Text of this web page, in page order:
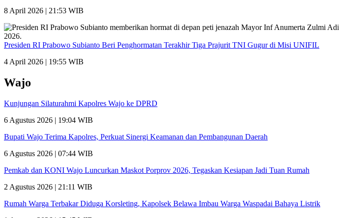
8 April 2026 | 21:53 WIB
Presiden RI Prabowo Subianto Beri Penghormatan Terakhir Tiga Prajurit TNI Gugur di Misi UNIFIL
4 April 2026 | 19:55 WIB
Wajo
Kunjungan Silaturahmi Kapolres Wajo ke DPRD
6 Agustus 2026 | 19:04 WIB
Bupati Wajo Terima Kapolres, Perkuat Sinergi Keamanan dan Pembangunan Daerah
6 Agustus 2026 | 07:44 WIB
Pemkab dan KONI Wajo Luncurkan Maskot Porprov 2026, Tegaskan Kesiapan Jadi Tuan Rumah
2 Agustus 2026 | 21:11 WIB
Rumah Warga Terbakar Diduga Korsleting, Kapolsek Belawa Imbau Warga Waspadai Bahaya Listrik